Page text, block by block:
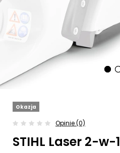
Okazja
Opinie (0)
STIHL Laser 2-w-1